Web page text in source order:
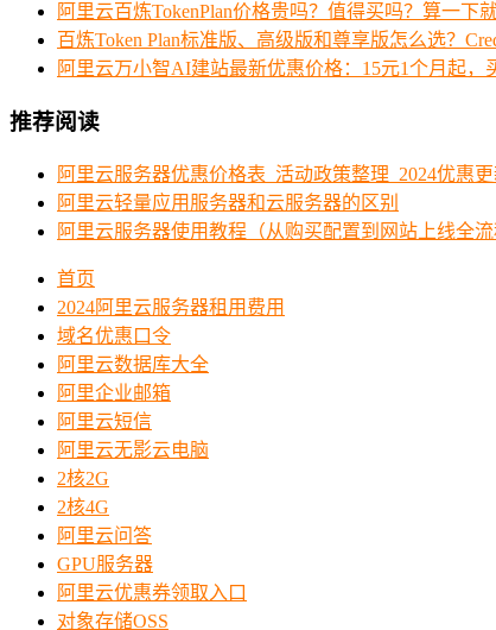
阿里云百炼TokenPlan价格贵吗？值得买吗？算一下
百炼Token Plan标准版、高级版和尊享版怎么选？
阿里云万小智AI建站最新优惠价格：15元1个月起，
推荐阅读
阿里云服务器优惠价格表_活动政策整理_2024优惠
阿里云轻量应用服务器和云服务器的区别
阿里云服务器使用教程（从购买配置到网站上线全流
首页
2024阿里云服务器租用费用
域名优惠口令
阿里云数据库大全
阿里企业邮箱
阿里云短信
阿里云无影云电脑
2核2G
2核4G
阿里云问答
GPU服务器
阿里云优惠券领取入口
对象存储OSS